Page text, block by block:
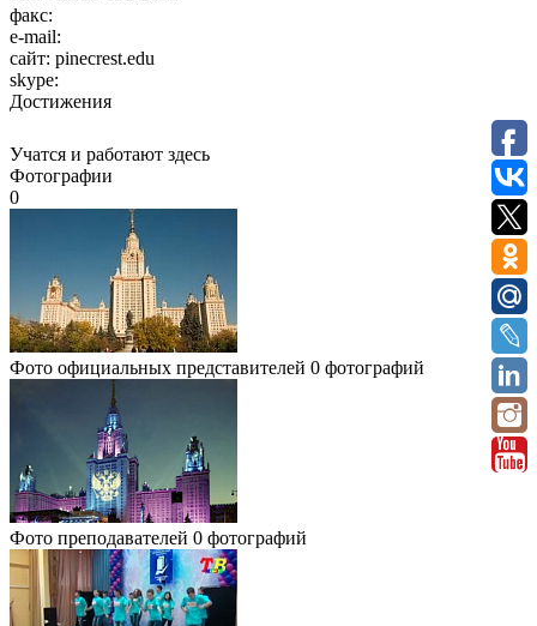
факс:
e-mail:
сайт: pinecrest.edu
skype:
Достижения
Учатся и работают здесь
Фотографии
0
Фото официальных представителей 0 фотографий
Фото преподавателей 0 фотографий